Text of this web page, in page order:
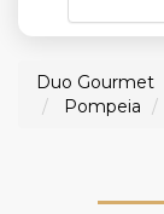
Duo Gourmet
Pompeia